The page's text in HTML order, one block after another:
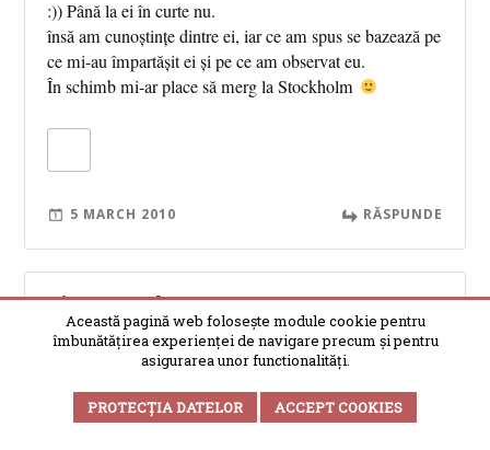
:)) Până la ei în curte nu.
însă am cunoștințe dintre ei, iar ce am spus se bazează pe
ce mi-au împartășit ei și pe ce am observat eu.
În schimb mi-ar place să merg la Stockholm
5 MARCH 2010 RĂSPUNDE
Ciupanezul
@copila blondă
Viitorul nostru stă în mâinile conducerii. Noi i-am ales.
As vrea sa stiu ca CFR-ul face o cursa Buc. – Botosani
in 4 ore in loc de 9 normal. Dar noi nu suntem in stare sa
Această pagină web folosește module cookie pentru
îmbunătățirea experienței de navigare precum și pentru
asigurarea unor functionalități.
PROTECȚIA DATELOR ACCEPT COOKIES